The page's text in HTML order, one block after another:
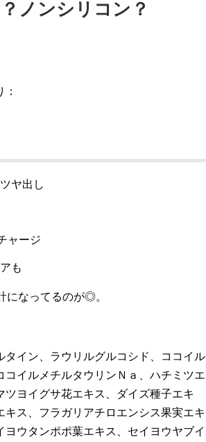
ノンシリコン？
ヤ出し
ャージ
も
になってるのが◎。
イン、ラウリルグルコシド、ココイル
イルメチルタウリンＮａ、ハチミツエ
ヨイグサ花エキス、ダイズ種子エキ
ス、フラガリアチロエンシス果実エキ
ウタンポポ葉エキス、セイヨウヤブイ